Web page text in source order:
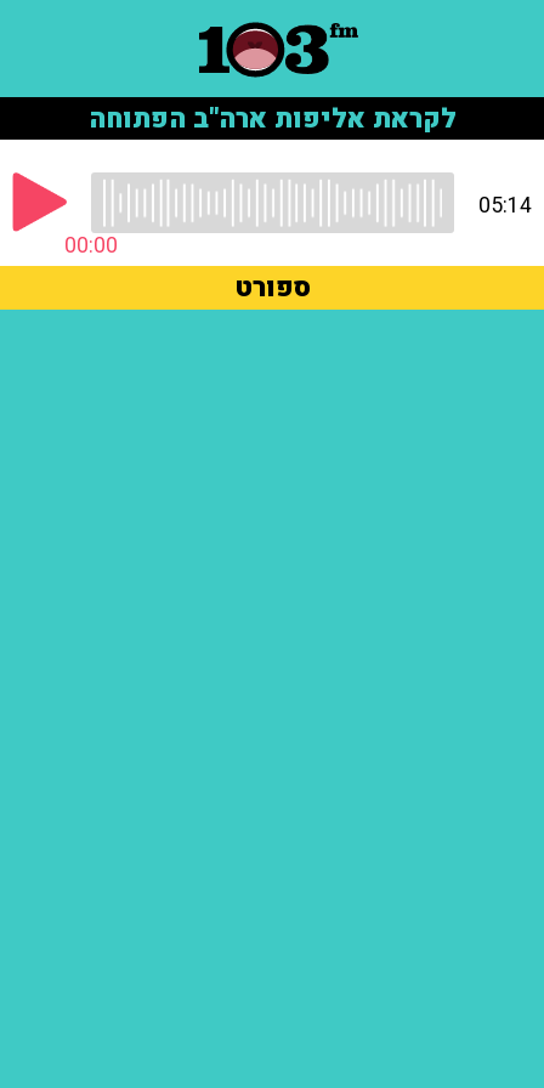
לקראת אליפות ארה"ב הפתוחה
00:00
05:14
ספורט